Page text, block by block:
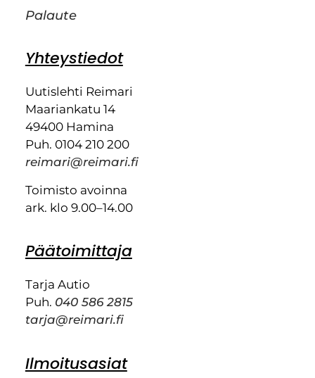
Palaute
Yhteystiedot
Uutislehti Reimari
Maariankatu 14
49400 Hamina
Puh. 0104 210 200
reimari@reimari.fi
Toimisto avoinna
ark. klo 9.00–14.00
Päätoimittaja
Tarja Autio
Puh. 040 586 2815
tarja@reimari.fi
Ilmoitusasiat